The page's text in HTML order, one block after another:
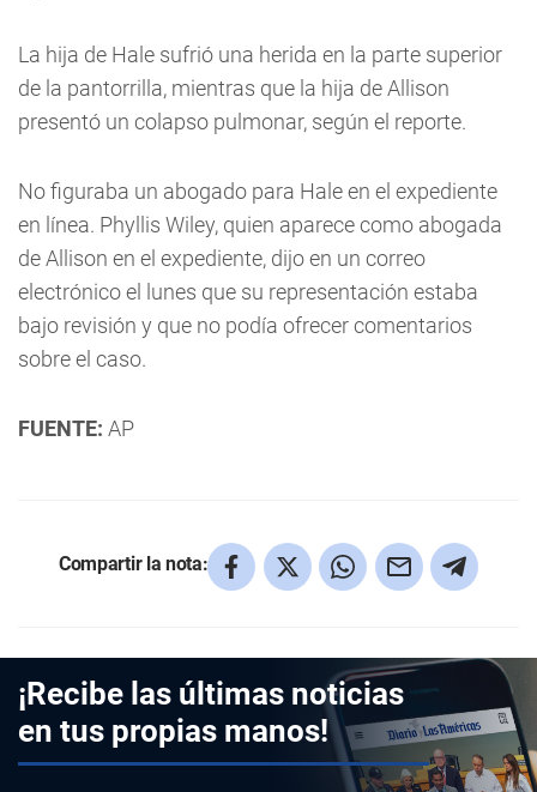
La hija de Hale sufrió una herida en la parte superior
de la pantorrilla, mientras que la hija de Allison
presentó un colapso pulmonar, según el reporte.
No figuraba un abogado para Hale en el expediente
en línea. Phyllis Wiley, quien aparece como abogada
de Allison en el expediente, dijo en un correo
electrónico el lunes que su representación estaba
bajo revisión y que no podía ofrecer comentarios
sobre el caso.
FUENTE: AP
Compartir la nota:
¡Recibe las últimas noticias
en tus propias manos!